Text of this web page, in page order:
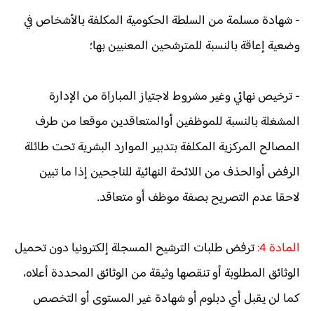
- شهادة مسلمة من السلطة الحكومية المكلفة بالأشخاص في
وضعية إعاقة بالنسبة للمترشحين المعنيين بها؛
- ترخيص نهائي وغير مشروط لاجتياز المباراة من الإدارة
المشغلة بالنسبة للموظفين أوالمتعاقدين موقعا من طرف
المصالح المركزية المكلفة بتدبير الموارد البشرية تحت طائلة
الرفض أوالحذف من اللائحة النهائية للناجحين إذا ما تبين
لاحقا عدم التصريح بصفة موظف أو متعاقد.
المادة 4:
ترفض طلبات الترشيح المسجلة إلكترونيا دون تحميل
الوثائق المطلوبة أو تنقصها وثيقة من الوثائق المحددة أعلاه،
كما لن يقبل أي دبلوم أو شهادة غير المستوى أو التخصص